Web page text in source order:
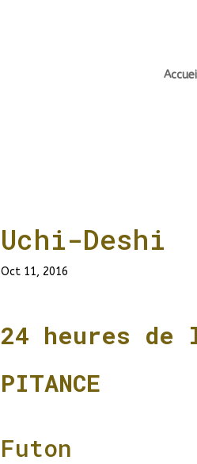
Uchi-Deshi
Oct 11, 2016
24 heures
–
PITANCE
Futon